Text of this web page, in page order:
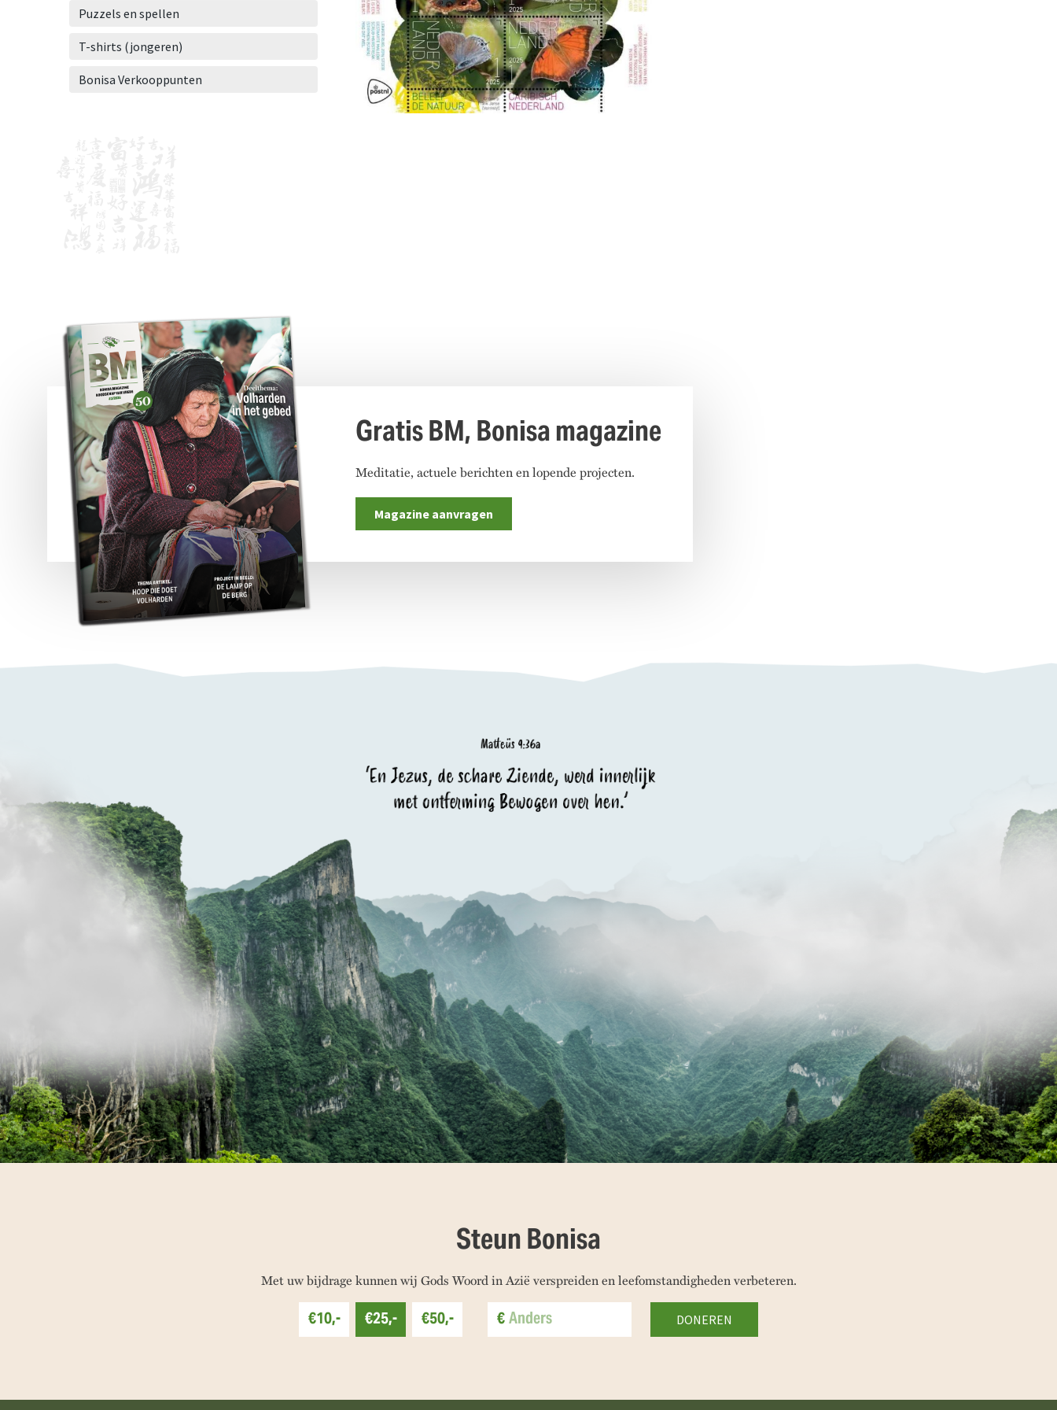
Puzzels en spellen
T-shirts (jongeren)
Bonisa Verkooppunten
Gratis BM, Bonisa magazine
Meditatie, actuele berichten en lopende projecten.
Magazine aanvragen
Steun Bonisa
Met uw bijdrage kunnen wij Gods Woord in Azië verspreiden en leefomstandigheden verbeteren.
€10,- €25,- €50,- €